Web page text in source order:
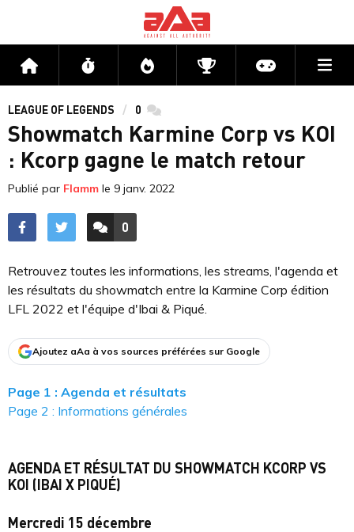
Accueil Flux Directs CompétitionsActu jeux
LEAGUE OF LEGENDS 0 commentaires
Showmatch Karmine Corp vs KOI
: Kcorp gagne le match retour
Publié par Flamm le 9 janv. 2022
ACCÉDER AUX
0
COMMENTAIRES
Retrouvez toutes les informations, les streams, l'agenda et
les résultats du showmatch entre la Karmine Corp édition
LFL 2022 et l'équipe d'Ibai & Piqué.
Ajoutez aAa à vos sources préférées sur Google
Page 1 : Agenda et résultats
Page 2 : Informations générales
AGENDA ET RÉSULTAT DU SHOWMATCH KCORP VS
KOI (IBAI X PIQUÉ)
Mercredi 15 décembre